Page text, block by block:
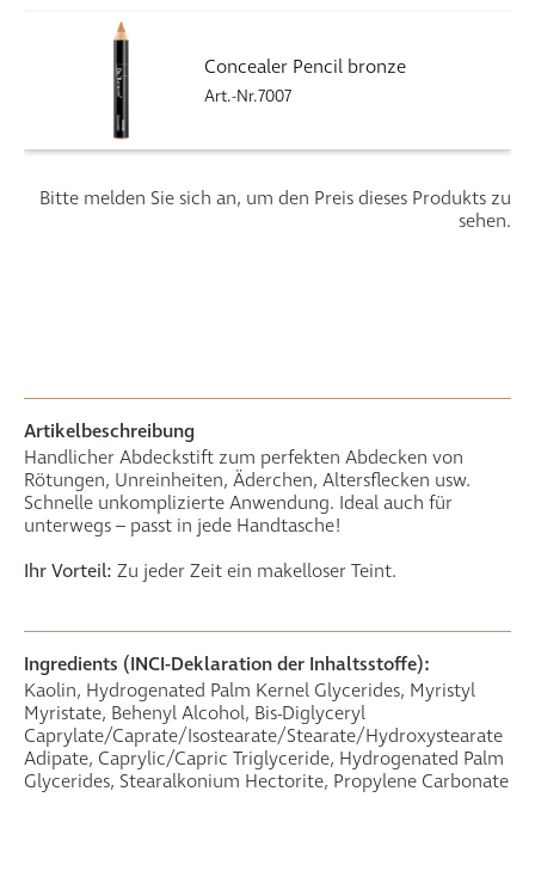
Concealer Pencil bronze
Art.-Nr.7007
Bitte melden Sie sich an, um den Preis dieses Produkts zu
sehen.
Artikelbeschreibung
Handlicher Abdeckstift zum perfekten Abdecken von
Rötungen, Unreinheiten, Äderchen, Altersflecken usw.
Schnelle unkomplizierte Anwendung. Ideal auch für
unterwegs – passt in jede Handtasche!
Ihr Vorteil: Zu jeder Zeit ein makelloser Teint.
Ingredients (INCI-Deklaration der Inhaltsstoffe):
Kaolin, Hydrogenated Palm Kernel Glycerides, Myristyl
Myristate, Behenyl Alcohol, Bis-Diglyceryl
Caprylate/Caprate/Isostearate/Stearate/Hydroxystearate
Adipate, Caprylic/Capric Triglyceride, Hydrogenated Palm
Glycerides, Stearalkonium Hectorite, Propylene Carbonate